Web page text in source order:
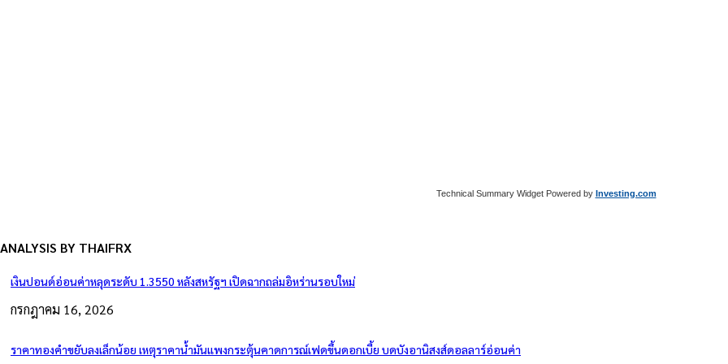
Technical Summary Widget Powered by Investing.com
ANALYSIS BY THAIFRX
เงินปอนด์อ่อนค่าหลุดระดับ 1.3550 หลังสหรัฐฯ เปิดฉากถล่มอิหร่านรอบใหม่
กรกฎาคม 16, 2026
ราคาทองคำขยับลงเล็กน้อย เหตุราคาน้ำมันแพงกระตุ้นคาดการณ์เฟดขึ้นดอกเบี้ย บดบังอานิสงส์ดอลลาร์อ่อนค่า